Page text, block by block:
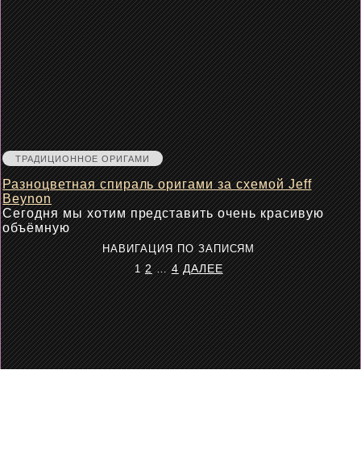
ТРАДИЦИОННОЕ ОРИГАМИ
Разноцветная спираль оригами за схемой Jeff
Beynon
Сегодня мы хотим представить очень красивую
объёмную
НАВИГАЦИЯ ПО ЗАПИСЯМ
1 2 … 4 ДАЛЕЕ